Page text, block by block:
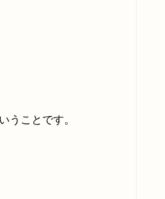
うことです。